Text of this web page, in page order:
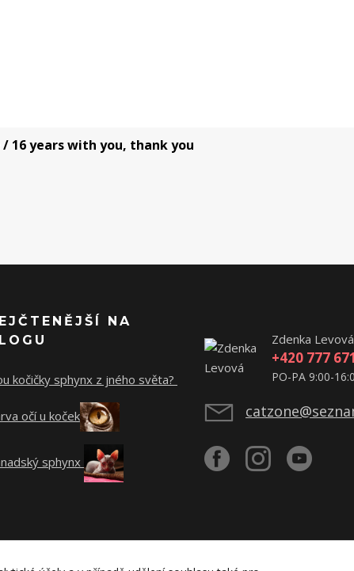
16 years with you, thank you
NA
kočičky sphynx z jného světa?
očí u koček
sphynx
Zdenka Levová
+420 777
PO-PA 9:00-